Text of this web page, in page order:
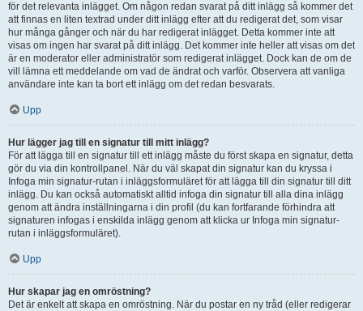
för det relevanta inlägget. Om någon redan svarat på ditt inlägg så kommer det
att finnas en liten textrad under ditt inlägg efter att du redigerat det, som visar
hur många gånger och när du har redigerat inlägget. Detta kommer inte att
visas om ingen har svarat på ditt inlägg. Det kommer inte heller att visas om det
är en moderator eller administratör som redigerat inlägget. Dock kan de om de
vill lämna ett meddelande om vad de ändrat och varför. Observera att vanliga
användare inte kan ta bort ett inlägg om det redan besvarats.
Upp
Hur lägger jag till en signatur till mitt inlägg?
För att lägga till en signatur till ett inlägg måste du först skapa en signatur, detta
gör du via din kontrollpanel. När du väl skapat din signatur kan du kryssa i
Infoga min signatur-rutan i inläggsformuläret för att lägga till din signatur till ditt
inlägg. Du kan också automatiskt alltid infoga din signatur till alla dina inlägg
genom att ändra inställningarna i din profil (du kan fortfarande förhindra att
signaturen infogas i enskilda inlägg genom att klicka ur Infoga min signatur-
rutan i inläggsformuläret).
Upp
Hur skapar jag en omröstning?
Det är enkelt att skapa en omröstning. När du postar en ny tråd (eller redigerar